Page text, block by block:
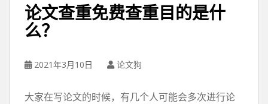
论文查重免费查重目的是什
么？
2021年3月10日 论文狗
大家在写论文的时候，有几个人可能会多次进行论